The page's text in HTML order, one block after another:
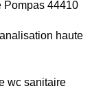
Pompas 44410
haute
wc sanitaire